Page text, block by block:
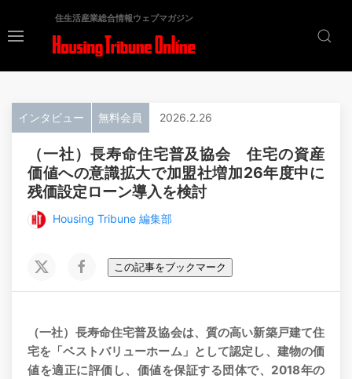
住生活産業総合情報ウェブマガジン
インタビュー 無料会員 2026.2.26
（一社）長寿命住宅普及協会 住宅の資産
価値への意識拡大で加盟社増加26年度中に
残価設定ローン導入を検討
Housing Tribune 編集部
この記事をブックマーク
（一社）長寿命住宅普及協会は、質の高い新築戸建て住
宅を「ベストバリューホーム」として認定し、建物の価
値を適正に評価し、価値を保証する団体で、2018年の